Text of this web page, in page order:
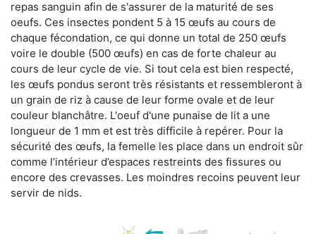
repas sanguin afin de s'assurer de la maturité de ses
oeufs. Ces insectes pondent 5 à 15 œufs au cours de
chaque fécondation, ce qui donne un total de 250 œufs
voire le double (500 œufs) en cas de forte chaleur au
cours de leur cycle de vie. Si tout cela est bien respecté,
les œufs pondus seront très résistants et ressembleront à
un grain de riz à cause de leur forme ovale et de leur
couleur blanchâtre. L'oeuf d'une punaise de lit a une
longueur de 1 mm et est très difficile à repérer. Pour la
sécurité des œufs, la femelle les place dans un endroit sûr
comme l’intérieur d’espaces restreints des fissures ou
encore des crevasses. Les moindres recoins peuvent leur
servir de nids.